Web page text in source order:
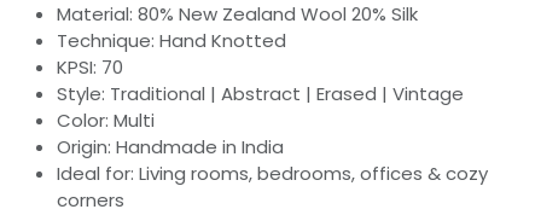
Material: 80% New Zealand Wool 20% Silk
Technique: Hand Knotted
KPSI: 70
Style: Traditional | Abstract | Erased | Vintage
Color: Multi
Origin: Handmade in India
Ideal for: Living rooms, bedrooms, offices & cozy
corners